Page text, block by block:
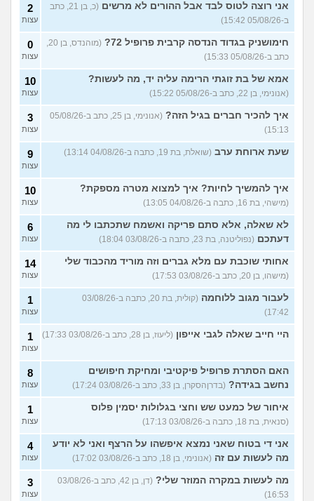
למה בנות בממוצע הרבה יותר
נחמדות לבנות אחרות מאשר
לבנים?
(Itay Daniel Asael, בן
23)
12
עצות
איך יש אנשים שישנים עם
בגדים?
(נעם, בן 14)
האם להרשות לאחרים לקבוע
לי מה ללבוש?
(סיון, בת
9
ספרים בעברית בקובץ PDF
בחינם? (Rin, בת 19)
4
עצות
עוד שאלות חדשות במדור
אני רוצה לטוס לבד אבל ההורים לא מרשים
(כ, בן 21, כתב
ב-05/08/26 15:42)
2
עצות
חימושניק בגדוד הנדסה קרבית פרופיל 72?
(מוהנדס, בן 20,
כתב ב-05/08/26 15:33)
0
עצות
אמא של בת זוגתי הרימה עליה יד, מה לעשות?
(אנונימי, בן 22, כתב ב-05/08/26 15:22)
10
עצות
איך להכיר חברים בגיל הזה?
(אנונימי, בן 25, כתב ב-05/08/26
15:13)
3
עצות
שעת ארוחת ערב (שואלת, בת 19, כתבה ב-04/08/26 13:14) 9
עצות
איך להמשיך לחיות? איך למצוא מטרה מספקת?
(מישהי, בת 16, כתבה ב-04/08/26 13:05)
10
עצות
לא שאלה, אלא סתם פריקה ואשמח שתכתבו לי מה
דעתכם (נפוליטנה, בת 23, כתבה ב-03/08/26 18:04)
6
עצות
אחותי שוכבת עם מלא גברים וזה מוריד מהכבוד שלי
(מישהו, בן 20, כתב ב-03/08/26 17:53)
14
עצות
לעבור מגוב ללוחמה
(קולית, בת 20, כתבה ב-03/08/26
17:42)
1
עצות
היי חייב שאלה לגבי אייפון (ליעוז, בן 28, כתב ב-03/08/26 17:33) 1
עצות
האם הסתרת פרופיל פיקטיבי ומחיקת חיפושים
נחשב בגידה? (בדרןהסקרן, בן 33, כתב ב-03/08/26 17:24)
8
עצות
איחור של כמעט שש וחצי בגלולות יסמין פלוס
(סנאית, בת 18, כתבה ב-03/08/26 17:13)
1
עצות
אני די בטוח שאני נמצא איפשהו על הרצף ואני לא יודע
מה לעשות עם זה (אנונימי, בן 18, כתב ב-03/08/26 17:02)
4
עצות
מה לעשות במקרה המוזר שלי?
(דן, בן 42, כתב ב-03/08/26
16:53)
3
עצות